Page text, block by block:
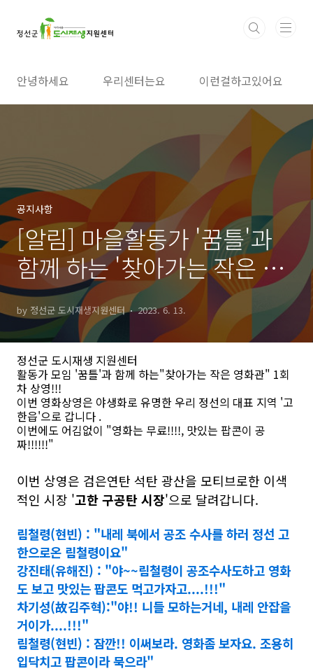
안녕하세요 우리센터는요 이런걸하고있어요
공지사항
[알림] 마을활동가 '꿈틀'과
함께 하는 '찾아가는 작은 영
화관'
by 정선군 도시재생지원센터 2023. 6. 13.
정선군 도시재생 지원센터
활동가 모임 '꿈틀'과 함께 하는"찾아가는 작은 영화관" 1회
차 상영!!!
이번 영화상영은 야생화로 유명한 우리 정선의 대표 지역 '고
한읍'으로 갑니다 .
이번에도 어김없이 "영화는 무료!!!!, 맛있는 팝콘이 공
짜!!!!!!"
이번 상영은 검은연탄 석탄 광산을 모티브로한 이색
적인 시장 '고한 구공탄 시장'으로 달려갑니다.
림철령(현빈) : "내레 북에서 공조 수사를 하러 정선 고
한으로온 림철령이요"
강진태(유해진) : "야~~림철령이 공조수사도하고 영화
도 보고 맛있는 팝콘도 먹고가자고....!!!"
차기성(故김주혁):"야!! 니들 모하는거네, 내레 안잡을
거이가....!!!"
림철령(현빈) : 잠깐!! 이써보라. 영화좀 보자요. 조용히
입닥치고 팝콘이라 묵으라"